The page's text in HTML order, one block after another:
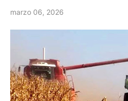
marzo 06, 2026